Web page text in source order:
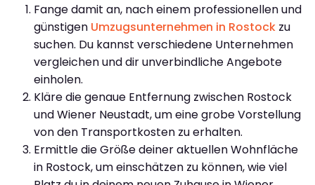
Fange damit an, nach einem professionellen und
günstigen Umzugsunternehmen in Rostock zu
suchen. Du kannst verschiedene Unternehmen
vergleichen und dir unverbindliche Angebote
einholen.
Kläre die genaue Entfernung zwischen Rostock
und Wiener Neustadt, um eine grobe Vorstellung
von den Transportkosten zu erhalten.
Ermittle die Größe deiner aktuellen Wohnfläche
in Rostock, um einschätzen zu können, wie viel